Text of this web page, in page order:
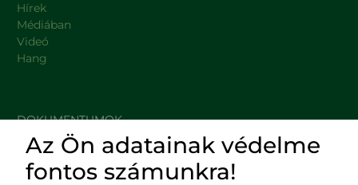
Hírek
Médiában
Videó
Hang
DOKUMENTUMOK
HASZNOS LINKEK
Az Ön adatainak védelme
fontos számunkra!